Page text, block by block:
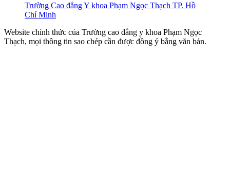
Trường Cao đẳng Y khoa Phạm Ngọc Thạch TP. Hồ
Chí Minh
Website chính thức của Trường cao đẳng y khoa Phạm Ngọc
Thạch, mọi thông tin sao chép cần được đồng ý bằng văn bản.